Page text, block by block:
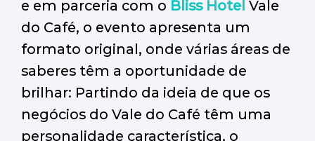
e em parceria com o Bliss Hotel Vale
do Café, o evento apresenta um
formato original, onde várias áreas de
saberes têm a oportunidade de
brilhar: Partindo da ideia de que os
negócios do Vale do Café têm uma
personalidade característica, o